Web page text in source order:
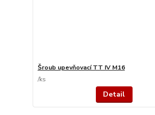
Šroub upevňovací TT IV M16
/ks
Detail